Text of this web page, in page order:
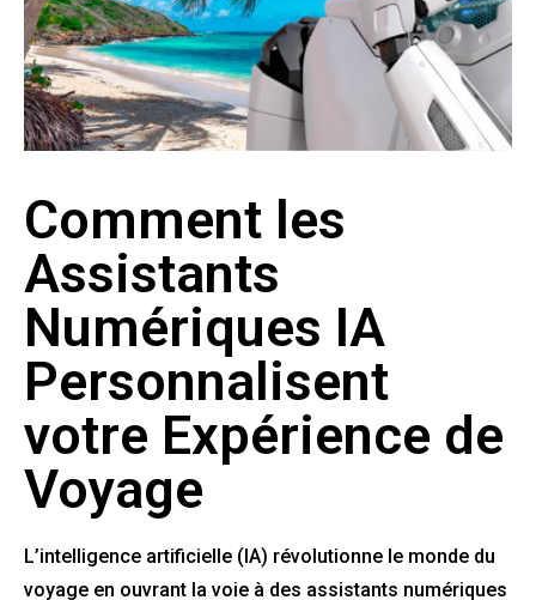
Comment les
Assistants
Numériques IA
Personnalisent
votre Expérience de
Voyage
L’intelligence artificielle (IA) révolutionne le monde du
voyage en ouvrant la voie à des assistants numériques